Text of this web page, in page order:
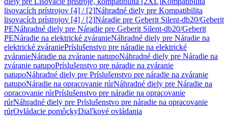
lisovacích prístrojov [4] / [2]Náhradné diely pre Kompatibilita
lisovacích prístrojov [4] / [2]Náradie pre Geberit Silent-db20/Geberit
PENáhradné diely pre Náradie pre Geberit Silent-db20/Geberit
PENáradie na elektrické zváranieNáhradné diely pre Náradie na
elektrické zváraniePríslušenstvo pre náradie na elektrické
zváranieNáradie na zváranie natupoNáhradné diely pre Náradie na
zváranie natupoPríslušenstvo pre náradie na zváranie
natupoNáhradné diely pre Príslušenstvo pre náradie na zváranie
natupoNáradie na opracovanie rúrNáhradné diely pre Náradie na
opracovanie rúrPríslušenstvo pre náradie na opracovanie
rúrNáhradné diely pre Príslušenstvo pre náradie na opracovanie
rúrOvládacie pomôckyDiaľkové ovládania